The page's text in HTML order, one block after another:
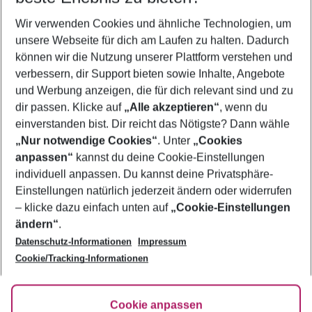
2 Erwachsene Keine Kinder
Mehr Filter anzeigen
Footer
Footer navigation
Über uns
AGB
Bestpreisgarantie
Cookie-Einstellungen ändern
Cookie-Richtlinie
Agenturbetreuung
Barrierefreies Reisen
FAQ
HanseMerkur Reiseversicherung
Folge uns
Wir verwenden Cookies und ähnliche Technologien, um
unsere Webseite für dich am Laufen zu halten. Dadurch
können wir die Nutzung unserer Plattform verstehen und
verbessern, dir Support bieten sowie Inhalte, Angebote
und Werbung anzeigen, die für dich relevant sind und zu
dir passen. Klicke auf „Alle akzeptieren“, wenn du
einverstanden bist. Dir reicht das Nötigste? Dann wähle
„Nur notwendige Cookies“. Unter „Cookies
anpassen“ kannst du deine Cookie-Einstellungen
individuell anpassen. Du kannst deine Privatsphäre-
Einstellungen natürlich jederzeit ändern oder widerrufen
– klicke dazu einfach unten auf „Cookie-Einstellungen
ändern“.
Datenschutz-Informationen
Impressum
Cookie/Tracking-Informationen
Cookie anpassen